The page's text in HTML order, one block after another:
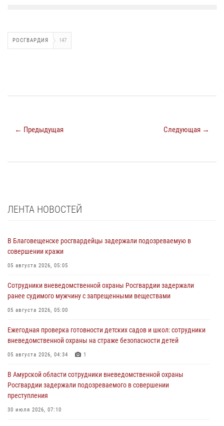
РОСГВАРДИЯ 147
← Предыдущая Следующая →
ЛЕНТА НОВОСТЕЙ
В Благовещенске росгвардейцы задержали подозреваемую в
совершении кражи
05 августа 2026, 05:05
Сотрудники вневедомственной охраны Росгвардии задержали
ранее судимого мужчину с запрещенными веществами
05 августа 2026, 05:00
Ежегодная проверка готовности детских садов и школ: сотрудники
вневедомственной охраны на страже безопасности детей
05 августа 2026, 04:34 1
В Амурской области сотрудники вневедомственной охраны
Росгвардии задержали подозреваемого в совершении
преступления
30 июля 2026, 07:10